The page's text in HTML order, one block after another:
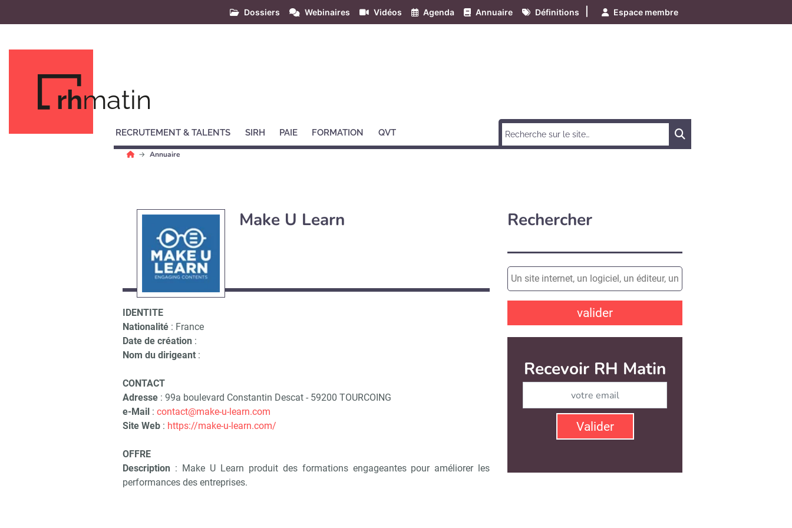
Dossiers Webinaires Vidéos Agenda Annuaire Définitions Espace membre
rhmatin
RECRUTEMENT & TALENTS SIRH PAIE FORMATION QVT
Annuaire
Make U Learn
IDENTITE
Nationalité : France
Date de création :
Nom du dirigeant :
CONTACT
Adresse : 99a boulevard Constantin Descat - 59200 TOURCOING
e-Mail : contact@make-u-learn.com
Site Web : https://make-u-learn.com/
OFFRE
Description : Make U Learn produit des formations engageantes pour améliorer les
performances des entreprises.
Rechercher
valider
Recevoir RH Matin
Valider